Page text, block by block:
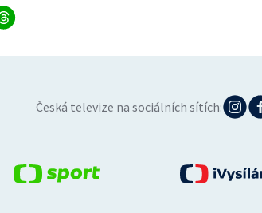
Česká televize na sociálních sítích: